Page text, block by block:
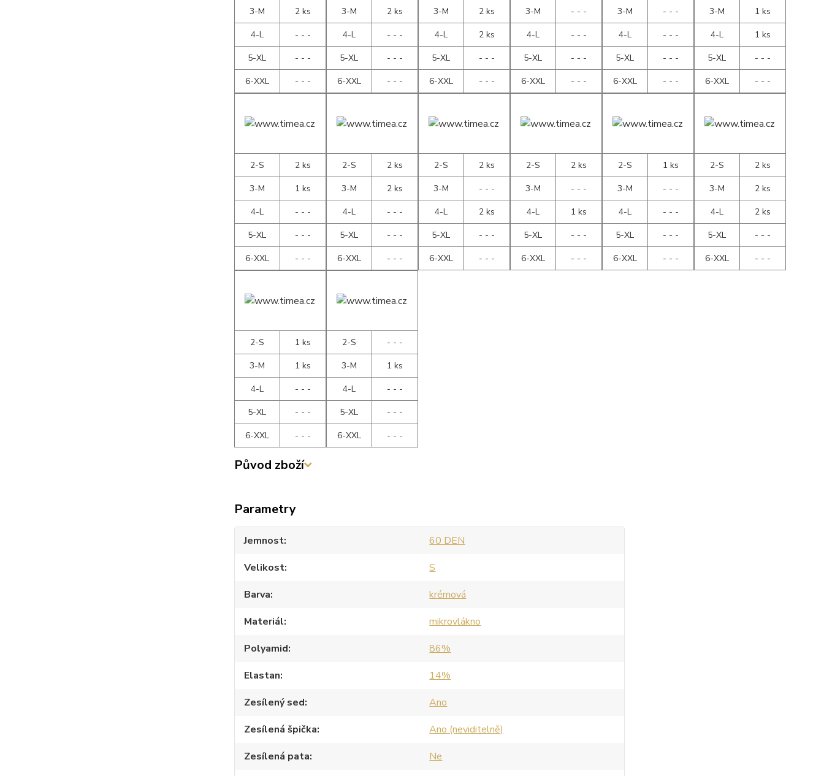
3-M
2 ks
4-L
- - -
5-XL
- - -
6-XXL
- - -
3-M
2 ks
4-L
- - -
5-XL
- - -
6-XXL
- - -
3-M
2 ks
4-L
2 ks
5-XL
- - -
6-XXL
- - -
3-M
- - -
4-L
- - -
5-XL
- - -
6-XXL
- - -
3-M
- - -
4-L
- - -
5-XL
- - -
6-XXL
- - -
3-M
1 ks
4-L
1 ks
5-XL
- - -
6-XXL
- - -
2-S
2 ks
3-M
1 ks
4-L
- - -
5-XL
- - -
6-XXL
- - -
2-S
2 ks
3-M
2 ks
4-L
- - -
5-XL
- - -
6-XXL
- - -
2-S
2 ks
3-M
- - -
4-L
2 ks
5-XL
- - -
6-XXL
- - -
2-S
2 ks
3-M
- - -
4-L
1 ks
5-XL
- - -
6-XXL
- - -
2-S
1 ks
3-M
- - -
4-L
- - -
5-XL
- - -
6-XXL
- - -
2-S
2 ks
3-M
2 ks
4-L
2 ks
5-XL
- - -
6-XXL
- - -
2-S
1 ks
3-M
1 ks
4-L
- - -
5-XL
- - -
6-XXL
- - -
2-S
- - -
3-M
1 ks
4-L
- - -
5-XL
- - -
6-XXL
- - -
Původ zboží
Parametry
Jemnost
60 DEN
Velikost
S
Barva
krémová
Materiál
mikrovlákno
Polyamid
86%
Elastan
14%
Zesílený sed
Ano
Zesílená špička
Ano (neviditelně)
Zesílená pata
Ne